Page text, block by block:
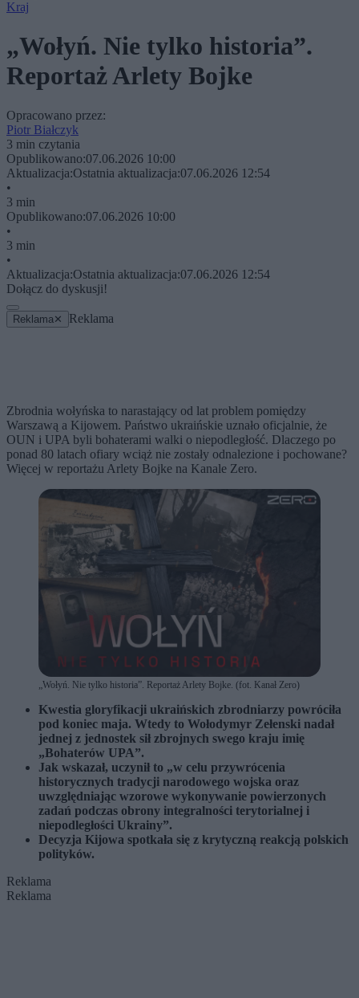
Kraj
„Wołyń. Nie tylko historia”.
Reportaż Arlety Bojke
Opracowano przez:
Piotr Białczyk
3 min czytania
Opublikowano:07.06.2026 10:00
Aktualizacja:Ostatnia aktualizacja:07.06.2026 12:54
•
3 min
Opublikowano:07.06.2026 10:00
•
3 min
•
Aktualizacja:Ostatnia aktualizacja:07.06.2026 12:54
Dołącz do dyskusji!
Reklama ✕ Reklama
Zbrodnia wołyńska to narastający od lat problem pomiędzy
Warszawą a Kijowem. Państwo ukraińskie uznało oficjalnie, że
OUN i UPA byli bohaterami walki o niepodległość. Dlaczego po
ponad 80 latach ofiary wciąż nie zostały odnalezione i pochowane?
Więcej w reportażu Arlety Bojke na Kanale Zero.
„Wołyń. Nie tylko historia”. Reportaż Arlety Bojke. (fot. Kanał Zero)
Kwestia gloryfikacji ukraińskich zbrodniarzy powróciła
pod koniec maja. Wtedy to Wołodymyr Zełenski nadał
jednej z jednostek sił zbrojnych swego kraju imię
„Bohaterów UPA”.
Jak wskazał, uczynił to „w celu przywrócenia
historycznych tradycji narodowego wojska oraz
uwzględniając wzorowe wykonywanie powierzonych
zadań podczas obrony integralności terytorialnej i
niepodległości Ukrainy”.
Decyzja Kijowa spotkała się z krytyczną reakcją polskich
polityków.
Reklama
Reklama